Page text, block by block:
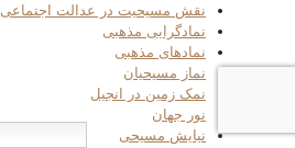
نقش مسیحیت در عدالت اجتماعی
نمادگرایی مذهبی
نمادهای مذهبی
نماز مسیحیان
نمک زمین در انجیل
نور جهان
نیایش مسیحی